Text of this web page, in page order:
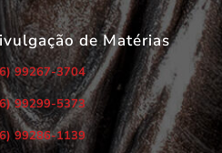
de Matérias
99267-3704
99299-5373
99286-1139